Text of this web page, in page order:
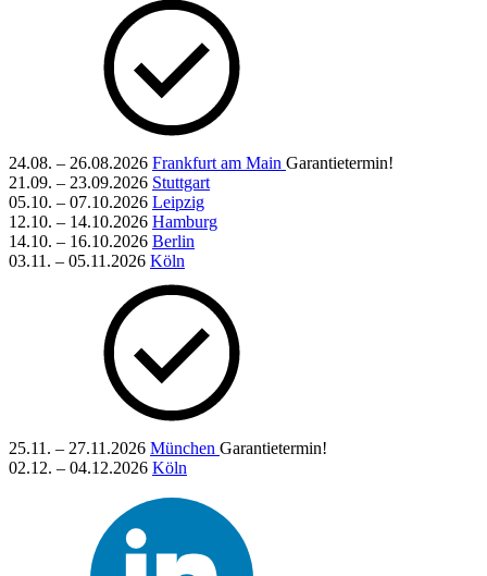
24.08. – 26.08.2026 Frankfurt am Main Garantietermin!
21.09. – 23.09.2026 Stuttgart
05.10. – 07.10.2026 Leipzig
12.10. – 14.10.2026 Hamburg
14.10. – 16.10.2026 Berlin
03.11. – 05.11.2026 Köln
25.11. – 27.11.2026 München Garantietermin!
02.12. – 04.12.2026 Köln